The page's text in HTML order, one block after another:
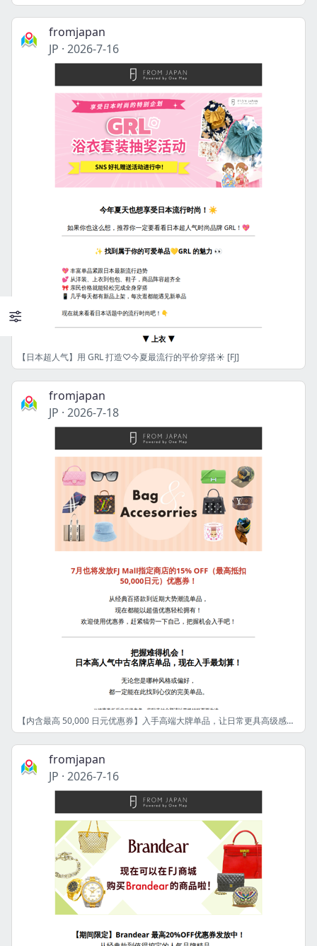
fromjapan
JP · 2026-7-16
【日本超人气】用 GRL 打造♡今夏最流行的平价穿搭☀️ [FJ]
fromjapan
JP · 2026-7-18
【内含最高 50,000 日元优惠券】入手高端大牌单品，让日常更具高级感！👜 [FJ]
fromjapan
JP · 2026-7-16